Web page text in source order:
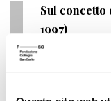
Sul concetto
1997)
Autore
Editore